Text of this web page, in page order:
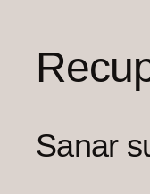
Sanar